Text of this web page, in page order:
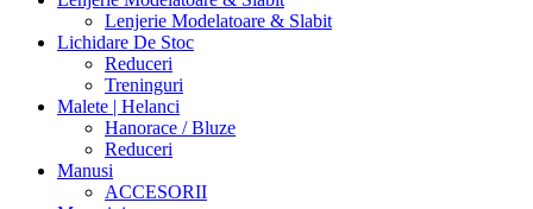
Lenjerie Modelatoare & Slabit
Lichidare De Stoc
Reduceri
Treninguri
Malete | Helanci
Hanorace / Bluze
Reduceri
Manusi
ACCESORII